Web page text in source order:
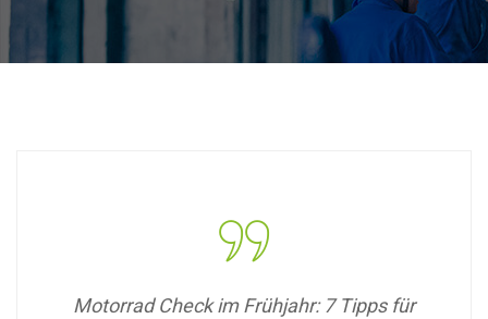
Motorrad Check im Frühjahr: 7 Tipps für